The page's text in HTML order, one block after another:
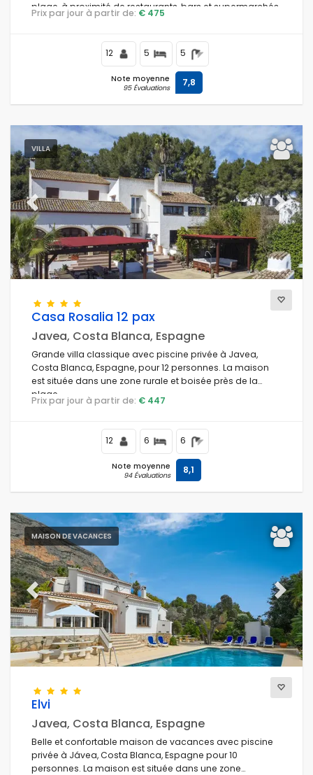
plage, à proximité de restaurants, bars et supermarchés,
à 1 km de la plage El Arenal de Jávea et à 1 km du
Prix par jour à partir de: € 475
12 5 5
Note moyenne
95 Évaluations 7,8
VILLA
Previous Next
Casa Rosalia 12 pax
Javea, Costa Blanca, Espagne
Grande villa classique avec piscine privée à Javea,
Costa Blanca, Espagne, pour 12 personnes. La maison
est située dans une zone rurale et boisée près de la
plage.
Prix par jour à partir de: € 447
12 6 6
Note moyenne
94 Évaluations 8,1
MAISON DE VACANCES
Previous Next
Elvi
Javea, Costa Blanca, Espagne
Belle et confortable maison de vacances avec piscine
privée à Jávea, Costa Blanca, Espagne pour 10
personnes. La maison est située dans une zone